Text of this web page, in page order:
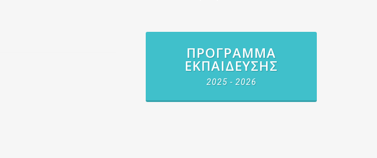
ΠΡΌΓΡΑΜΜΑ
ΕΚΠΑΊΔΕΥΣΗΣ
2025 - 2026